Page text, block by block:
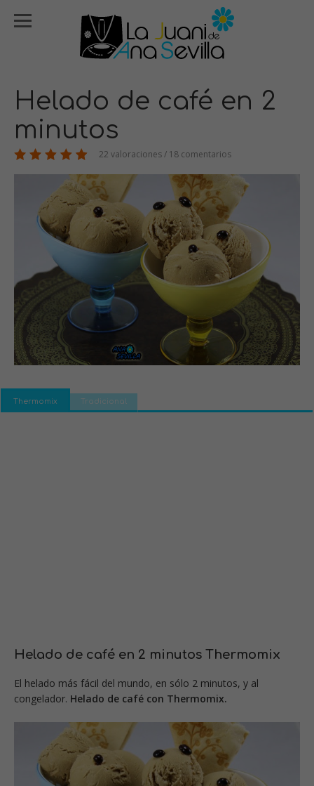
Helado de café en 2
minutos
22 valoraciones / 18 comentarios
Thermomix Tradicional
Helado de café en 2 minutos Thermomix
El helado más fácil del mundo, en sólo 2 minutos, y al
congelador. Helado de café con Thermomix.